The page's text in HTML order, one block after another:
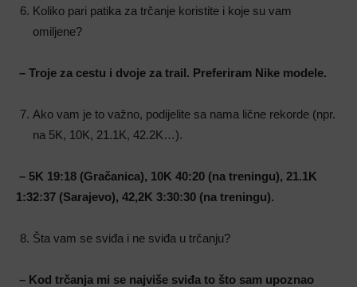
Koliko pari patika za trčanje koristite i koje su vam
omiljene?
– Troje za cestu i dvoje za trail. Preferiram Nike modele.
Ako vam je to važno, podijelite sa nama lične rekorde (npr.
na 5K, 10K, 21.1K, 42.2K…).
– 5K 19:18 (Gračanica), 10K 40:20 (na treningu), 21.1K
1:32:37 (Sarajevo), 42,2K 3:30:30 (na treningu).
Šta vam se sviđa i ne sviđa u trčanju?
– Kod trčanja mi se najviše sviđa to što sam upoznao